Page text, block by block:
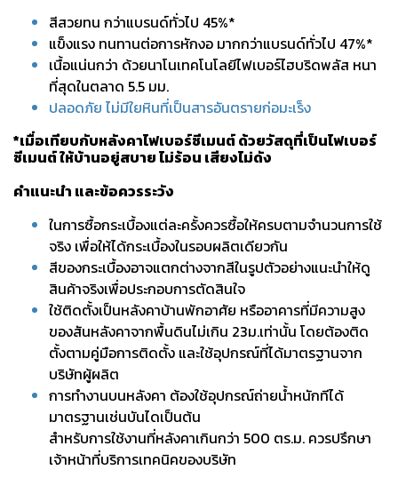
สีสวยทน กว่าแบรนด์ทั่วไป 45%*
แข็งแรง ทนทานต่อการหักงอ มากกว่าแบรนด์ทั่วไป 47%*
เนื้อแน่นกว่า ด้วยนาโนเทคโนโลยีไฟเบอร์ไฮบริดพลัส หนา
ที่สุดในตลาด 5.5 มม.
ปลอดภัย ไม่มีใยหินที่เป็นสารอันตรายก่อมะเร็ง
*เมื่อเทียบกับหลังคาไฟเบอร์ซีเมนต์ ด้วยวัสดุที่เป็นไฟเบอร์
ซีเมนต์ ให้บ้านอยู่สบาย ไม่ร้อน เสียงไม่ดัง
คำแนะนำ และข้อควรระวัง
ในการซื้อกระเบื้องแต่ละครั้งควรซื้อให้ครบตามจำนวนการใช้
จริง เพื่อให้ได้กระเบื้องในรอบผลิตเดียวกัน
สีของกระเบื้องอาจแตกต่างจากสีในรูปตัวอย่างแนะนำให้ดู
สินค้าจริงเพื่อประกอบการตัดสินใจ
ใช้ติดตั้งเป็นหลังคาบ้านพักอาศัย หรืออาคารที่มีความสูง
ของสันหลังคาจากพื้นดินไม่เกิน 23ม.เท่านั้น โดยต้องติด
ตั้งตามคู่มือการติดตั้ง และใช้อุปกรณ์ที่ได้มาตรฐานจาก
บริษัทผู้ผลิต
การทำงานบนหลังคา ต้องใช้อุปกรณ์ถ่ายน้ำหนักทีได้
มาตรฐานเช่นบันไดเป็นต้น
สำหรับการใช้งานที่หลังคาเกินกว่า 500 ตร.ม. ควรปรึกษา
เจ้าหน้าที่บริการเทคนิคของบริษัท